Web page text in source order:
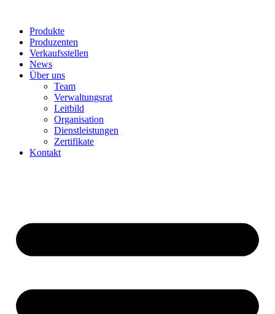
Produkte
Produzenten
Verkaufsstellen
News
Über uns
Team
Verwaltungsrat
Leitbild
Organisation
Dienstleistungen
Zertifikate
Kontakt